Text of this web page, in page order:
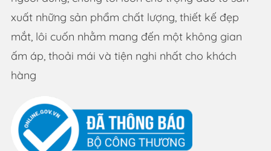
xuất những sản phẩm chất lượng, thiết kế đẹp
mắt, lôi cuốn nhằm mang đến một không gian
ấm áp, thoải mái và tiện nghi nhất cho khách
hàng